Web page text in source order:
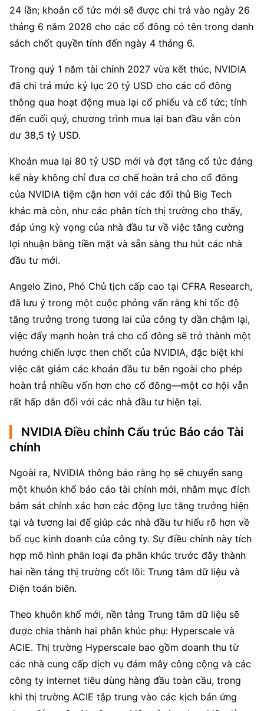
24 lần; khoản cổ tức mới sẽ được chi trả vào ngày 26
tháng 6 năm 2026 cho các cổ đông có tên trong danh
sách chốt quyền tính đến ngày 4 tháng 6.
Trong quý 1 năm tài chính 2027 vừa kết thúc, NVIDIA
đã chi trả mức kỷ lục 20 tỷ USD cho các cổ đông
thông qua hoạt động mua lại cổ phiếu và cổ tức; tính
đến cuối quý, chương trình mua lại ban đầu vẫn còn
dư 38,5 tỷ USD.
Khoản mua lại 80 tỷ USD mới và đợt tăng cổ tức đáng
kể này không chỉ đưa cơ chế hoàn trả cho cổ đông
của NVIDIA tiệm cận hơn với các đối thủ Big Tech
khác mà còn, như các phân tích thị trường cho thấy,
đáp ứng kỳ vọng của nhà đầu tư về việc tăng cường
lợi nhuận bằng tiền mặt và sẵn sàng thu hút các nhà
đầu tư mới.
Angelo Zino, Phó Chủ tịch cấp cao tại CFRA Research,
đã lưu ý trong một cuộc phỏng vấn rằng khi tốc độ
tăng trưởng trong tương lai của công ty dần chậm lại,
việc đẩy mạnh hoàn trả cho cổ đông sẽ trở thành một
hướng chiến lược then chốt của NVIDIA, đặc biệt khi
việc cắt giảm các khoản đầu tư bên ngoài cho phép
hoàn trả nhiều vốn hơn cho cổ đông—một cơ hội vẫn
rất hấp dẫn đối với các nhà đầu tư hiện tại.
NVIDIA Điều chỉnh Cấu trúc Báo cáo Tài
chính
Ngoài ra, NVIDIA thông báo rằng họ sẽ chuyển sang
một khuôn khổ báo cáo tài chính mới, nhằm mục đích
bám sát chính xác hơn các động lực tăng trưởng hiện
tại và tương lai để giúp các nhà đầu tư hiểu rõ hơn về
bố cục kinh doanh của công ty. Sự điều chỉnh này tích
hợp mô hình phân loại đa phân khúc trước đây thành
hai nền tảng thị trường cốt lõi: Trung tâm dữ liệu và
Điện toán biên.
Theo khuôn khổ mới, nền tảng Trung tâm dữ liệu sẽ
được chia thành hai phân khúc phụ: Hyperscale và
ACIE. Thị trường Hyperscale bao gồm doanh thu từ
các nhà cung cấp dịch vụ đám mây công cộng và các
công ty internet tiêu dùng hàng đầu toàn cầu, trong
khi thị trường ACIE tập trung vào các kịch bản ứng